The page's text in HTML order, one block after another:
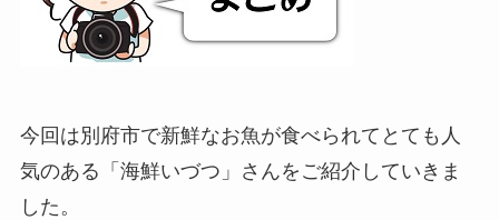
今回は別府市で新鮮なお魚が食べられてとても人
気のある「海鮮いづつ」さんをご紹介していきま
した。